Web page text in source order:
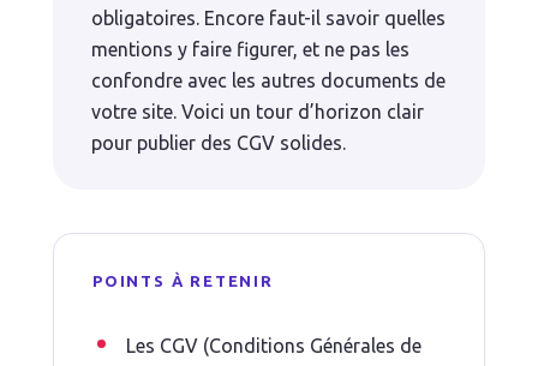
obligatoires. Encore faut-il savoir quelles
mentions y faire figurer, et ne pas les
confondre avec les autres documents de
votre site. Voici un tour d’horizon clair
pour publier des CGV solides.
POINTS À RETENIR
Les CGV (Conditions Générales de